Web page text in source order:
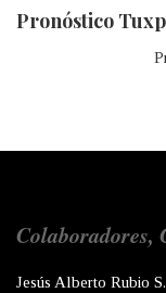
Pronóstico
Colaboradores,
Jesús Alberto Rubio S.